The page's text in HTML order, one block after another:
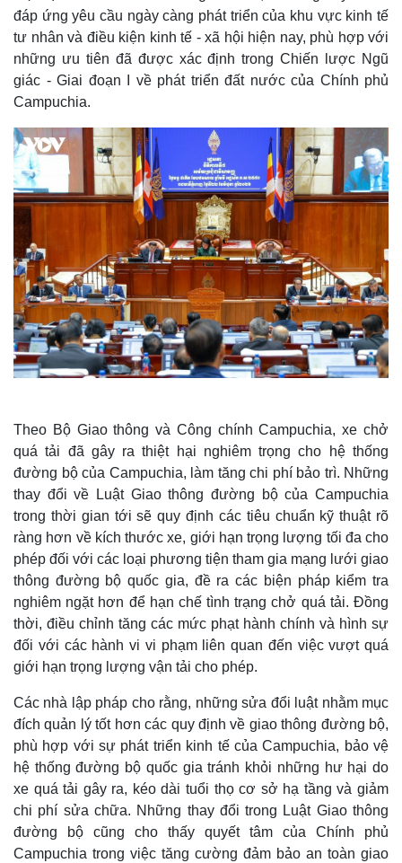
Thế giới
Quan sát
Multimedia
Video
Infographic
đáp ứng yêu cầu ngày càng phát triển của khu vực kinh tế
tư nhân và điều kiện kinh tế - xã hội hiện nay, phù hợp với
những ưu tiên đã được xác định trong Chiến lược Ngũ
giác - Giai đoạn I về phát triển đất nước của Chính phủ
Campuchia.
Theo Bộ Giao thông và Công chính Campuchia, xe chở
quá tải đã gây ra thiệt hại nghiêm trọng cho hệ thống
đường bộ của Campuchia, làm tăng chi phí bảo trì. Những
thay đổi về Luật Giao thông đường bộ của Campuchia
trong thời gian tới sẽ quy định các tiêu chuẩn kỹ thuật rõ
ràng hơn về kích thước xe, giới hạn trọng lượng tối đa cho
phép đối với các loại phương tiện tham gia mạng lưới giao
thông đường bộ quốc gia, đề ra các biện pháp kiểm tra
nghiêm ngặt hơn để hạn chế tình trạng chở quá tải. Đồng
thời, điều chỉnh tăng các mức phạt hành chính và hình sự
đối với các hành vi vi phạm liên quan đến việc vượt quá
giới hạn trọng lượng vận tải cho phép.
Các nhà lập pháp cho rằng, những sửa đổi luật nhằm mục
đích quản lý tốt hơn các quy định về giao thông đường bộ,
phù hợp với sự phát triển kinh tế của Campuchia, bảo vệ
hệ thống đường bộ quốc gia tránh khỏi những hư hại do
xe quá tải gây ra, kéo dài tuổi thọ cơ sở hạ tầng và giảm
chi phí sửa chữa. Những thay đổi trong Luật Giao thông
đường bộ cũng cho thấy quyết tâm của Chính phủ
Campuchia trong việc tăng cường đảm bảo an toàn giao